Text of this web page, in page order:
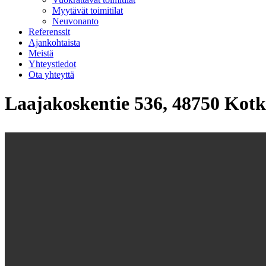
Myytävät toimitilat
Neuvonanto
Referenssit
Ajankohtaista
Meistä
Yhteystiedot
Ota yhteyttä
Laajakoskentie 536, 48750